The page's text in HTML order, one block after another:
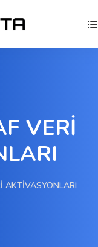
VERİ
AKTİVASYONLARI